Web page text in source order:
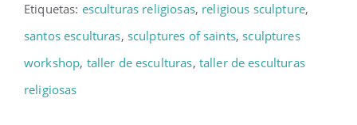
Etiquetas: esculturas religiosas, religious sculpture,
santos esculturas, sculptures of saints,sculptures
workshop, taller de esculturas, taller de esculturas
religiosas